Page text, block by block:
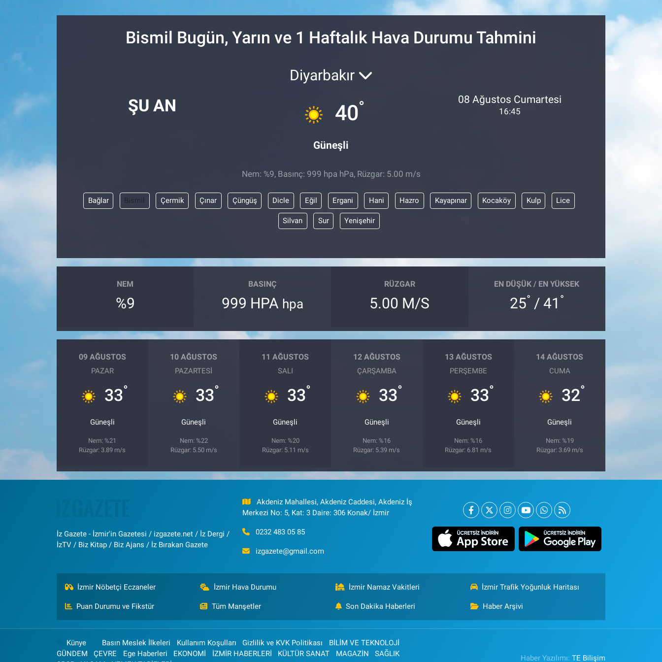
EURO
55,2510 %0.32
Bismil Bugün, Yarın ve 1 Haftalık Hava Durumu Tahmini
ŞU AN
Diyarbakır
40°
Güneşli
08 Ağustos Cumartesi
16:45
Nem: %9, Basınç: 999 hpa hPa, Rüzgar: 5.00 m/s
Bağlar Bismil Çermik Çınar Çüngüş Dicle Eğil Ergani Hani Hazro Kayapınar Kocaköy Kulp Lice
Silvan Sur Yenişehir
NEM
%9
BASINÇ
999 HPA hpa
RÜZGAR
5.00 M/S
EN DÜŞÜK / EN YÜKSEK
25° / 41 °
09 AĞUSTOS
PAZAR
33°
Güneşli
Nem: %21
Rüzgar: 3.89 m/s
10 AĞUSTOS
PAZARTESI
33°
Güneşli
Nem: %22
Rüzgar: 5.50 m/s
11 AĞUSTOS
SALI
33°
Güneşli
Nem: %20
Rüzgar: 5.11 m/s
12 AĞUSTOS
ÇARŞAMBA
33°
Güneşli
Nem: %16
Rüzgar: 5.39 m/s
13 AĞUSTOS
PERŞEMBE
33°
Güneşli
Nem: %16
Rüzgar: 6.81 m/s
14 AĞUSTOS
CUMA
32°
Güneşli
Nem: %19
Rüzgar: 3.69 m/s
İz Gazete - İzmir'in Gazetesi / izgazete.net / İz Dergi /
İzTV / Biz Kitap / Biz Ajans / İz Bırakan Gazete
Akdeniz Mahallesi, Akdeniz Caddesi, Akdeniz İş
Merkezi No: 5, Kat: 3 Daire: 306 Konak/ İzmir
0232 483 05 85
izgazete@gmail.com
İzmir Nöbetçi Eczaneler İzmir Hava Durumu İzmir Namaz Vakitleri İzmir Trafik Yoğunluk Haritası
Puan Durumu ve Fikstür Tüm Manşetler Son Dakika Haberleri Haber Arşivi
Künye Basın Meslek İlkeleri Kullanım Koşulları Gizlilik ve KVK Politikası
BİLİM VE TEKNOLOJİ
GÜNDEM
ÇEVRE Ege Haberleri EKONOMİ İZMİR HABERLERİ KÜLTÜR SANAT MAGAZİN
SAĞLIK
Haber Yazılımı:TE Bilişim
Resmi İlanlar